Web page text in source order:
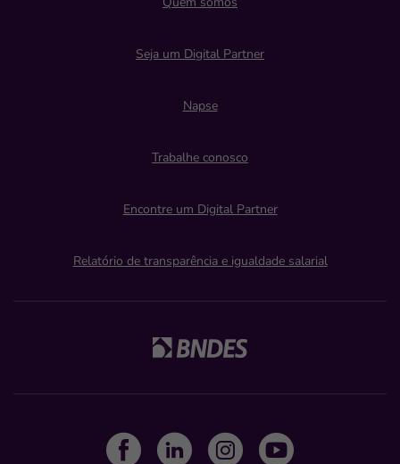
Seja um Digital Partner
Napse
Trabalhe conosco
Encontre um Digital Partner
Relatório de transparência e igualdade salarial